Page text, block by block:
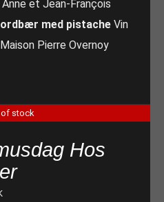
Anne et Jean-François
med pistache Vin
Pierre Overnoy
of stock
Hos